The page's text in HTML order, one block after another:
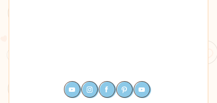
YOUTUBEINSTAGRAMFACEBOOKPINTEREST